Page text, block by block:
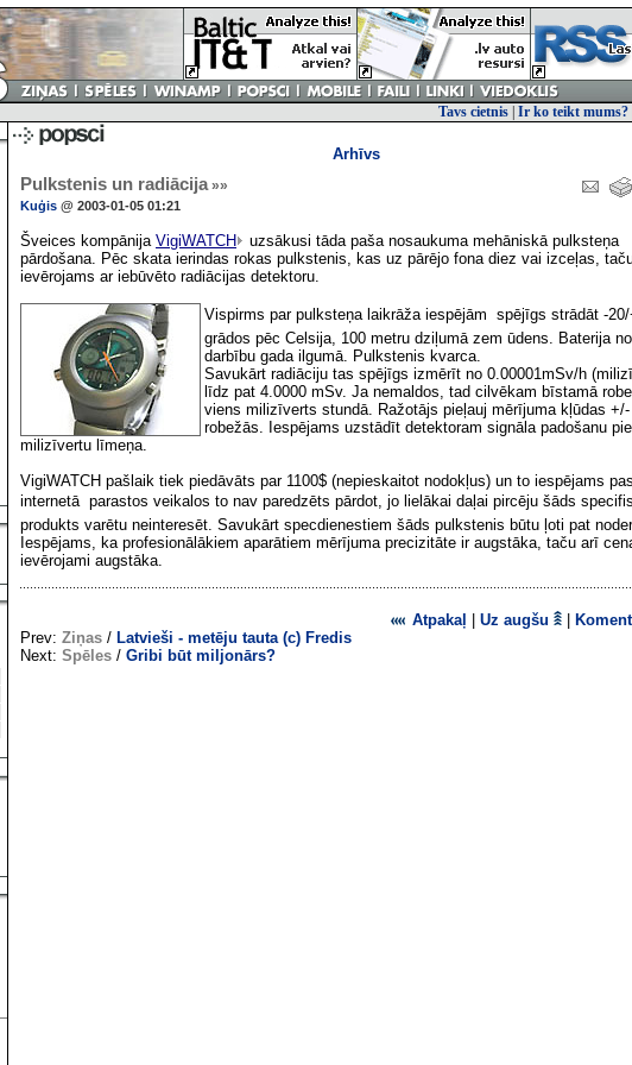
Tavs cietnis Ir ko teikt mums?
Arhīvs
Pulkstenis un radiācija»»
Kuģis @ 2003-01-05 01:21
Šveices kompānija VigiWATCH
uzsākusi tāda paša nosaukuma mehāniskā pulksteņa
pārdošana. Pēc skata ierindas rokas pulkstenis, kas uz pārējo fona diez vai izceļas,
ievērojams ar iebūvēto radiācijas detektoru.
Vispirms par pulksteņa laikrāža iespējām  spējīgs strādāt -
grādos pēc Celsija, 100 metru dziļumā zem ūdens. Baterija
darbību gada ilgumā. Pulkstenis kvarca.
Savukārt radiāciju tas spējīgs izmērīt no 0.00001mSv/h
līdz pat 4.0000 mSv. Ja nemaldos, tad cilvēkam bīstamā
viens milizīverts stundā. Ražotājs pieļauj mērījuma kļūdas +/-
robežās. Iespējams uzstādīt detektoram signāla padošanu
milizīvertu līmeņa.
VigiWATCH pašlaik tiek piedāvāts par 1100$ (nepieskaitot nodokļus) un to iespējams
internetā  parastos veikalos to nav paredzēts pārdot, jo lielākai daļai pircēju šāds
produkts varētu neinteresēt. Savukārt specdienestiem šāds pulkstenis būtu ļoti pat
Iespējams, ka profesionālākiem aparātiem mērījuma precizitāte ir augstāka, taču arī
ievērojami augstāka.
Atpakaļ Uz augšu
Prev: Ziņas / Latvieši - metēju tauta (c) Fredis
Next: Spēles / Gribi būt miljonārs?